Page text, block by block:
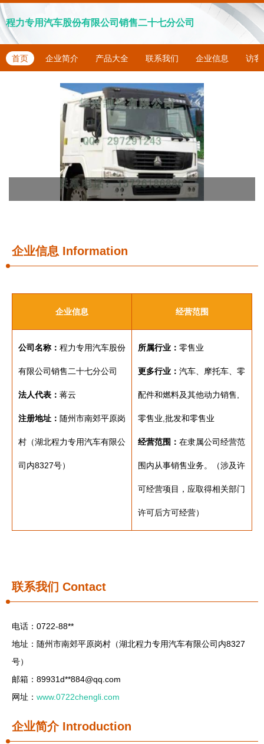
程力专用汽车股份有限公司销售二十七分公司
首页 企业简介 产品大全 联系我们 企业信息 访客
企业信息 Information
企业信息 经营范围
公司名称： 程力专用汽车股份
有限公司销售二十七分公司
法人代表： 蒋云
注册地址： 随州市南郊平原岗
村（湖北程力专用汽车有限公
司内8327号）
所属行业： 零售业
更多行业： 汽车、摩托车、零
配件和燃料及其他动力销售,
零售业,批发和零售业
经营范围： 在隶属公司经营范
围内从事销售业务。（涉及许
可经营项目，应取得相关部门
许可后方可经营）
联系我们 Contact
电话：0722-88**
地址：随州市南郊平原岗村（湖北程力专用汽车有限公司内8327
号）
邮箱：89931d**884@qq.com
网址： www.0722chengli.com
企业简介Introduction